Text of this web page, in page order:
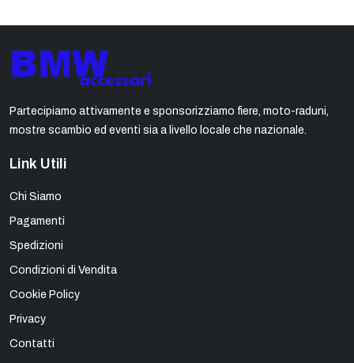
Partecipiamo attivamente e sponsorizziamo fiere, moto-raduni,
mostre scambio ed eventi sia a livello locale che nazionale.
Link Utili
Chi Siamo
Pagamenti
Spedizioni
Condizioni di Vendita
Cookie Policy
Privacy
Contatti